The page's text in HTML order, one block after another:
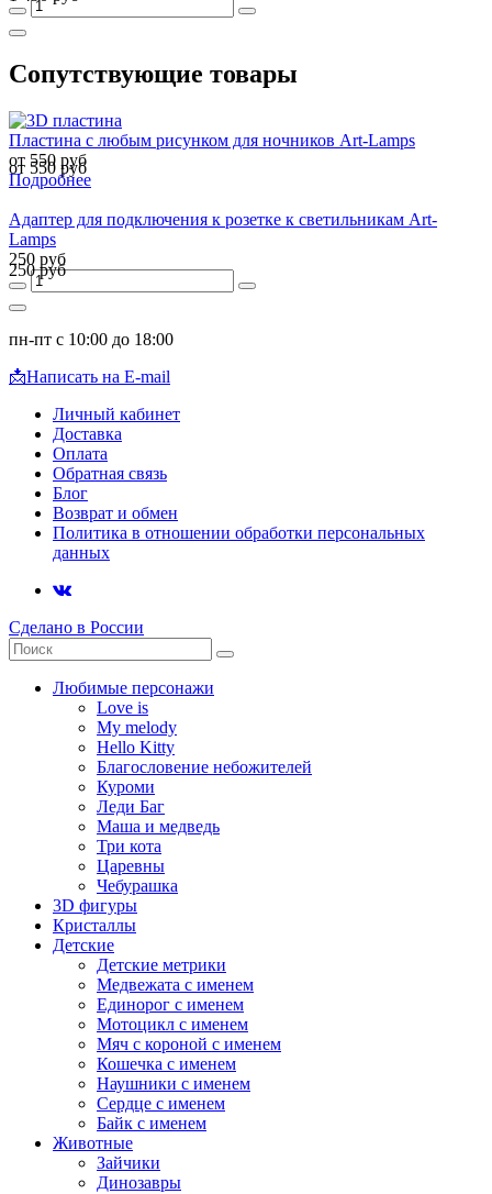
Сопутствующие товары
Пластина с любым рисунком для ночников Art-Lamps
от 550 руб
от 550 руб
Подробнее
Адаптер для подключения к розетке к светильникам Art-
Lamps
250 руб
250 руб
пн-пт с 10:00 до 18:00
📩Написать на E-mail
Личный кабинет
Доставка
Оплата
Обратная связь
Блог
Возврат и обмен
Политика в отношении обработки персональных
данных
Сделано в России
Любимые персонажи
Love is
My melody
Hello Kitty
Благословение небожителей
Куроми
Леди Баг
Маша и медведь
Три кота
Царевны
Чебурашка
3D фигуры
Кристаллы
Детские
Детские метрики
Медвежата с именем
Единорог с именем
Мотоцикл с именем
Мяч с короной с именем
Кошечка с именем
Наушники с именем
Сердце с именем
Байк с именем
Животные
Зайчики
Динозавры